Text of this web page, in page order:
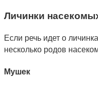
Личинки
Если речь идет о
несколько родов
Мушек